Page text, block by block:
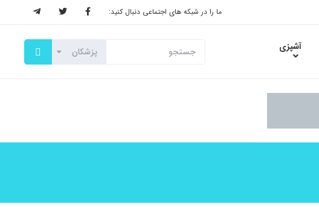
ما را در شبکه های اجتماعی دنبال کنید:
آشپزی